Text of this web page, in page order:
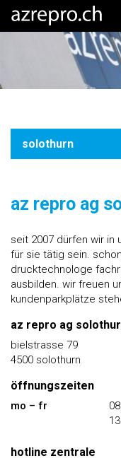
solothurn
az repro ag
seit 2007 dürfen wir in
für sie tätig sein.
drucktechnologe
ausbilden. wir freuen
kundenparkplätze
az repro ag
bielstrasse 79
4500 solothurn
öffnungszeiten
mo – fr
hotline zentrale